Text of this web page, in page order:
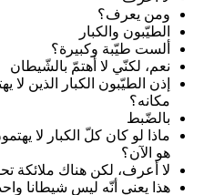
ومن يعرف؟
الطيّبون والكبار
ألست طيّبة وكبيرة؟
نعم، لكنّي لا أهتمّ بالشّيطان
إذن الطيّبون الكبار الذين لا
مكانه؟
بالضّبط
ماذا لو كان كلّ الكبار لا
هو الآن؟
لا أعرف، لكن هناك ملائكة
هذا يعني أنّه ليس شيطانا واحدا